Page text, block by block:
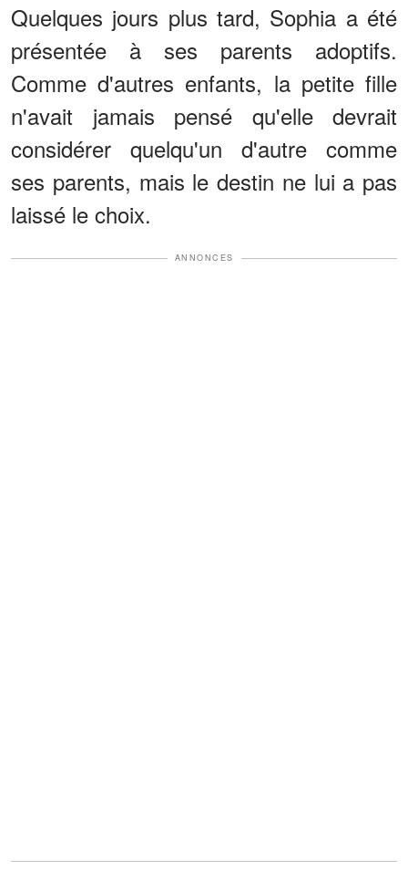
Quelques jours plus tard, Sophia a été
présentée à ses parents adoptifs.
Comme d'autres enfants, la petite fille
n'avait jamais pensé qu'elle devrait
considérer quelqu'un d'autre comme
ses parents, mais le destin ne lui a pas
laissé le choix.
ANNONCES